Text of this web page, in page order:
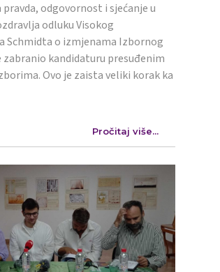
pravda, odgovornost i sjećanje u
odluku Visokog
Schmidta o izmjenama Izbornog
zabranio kandidaturu presuđenim
Ovo je zaista veliki korak ka
Pročitaj više...